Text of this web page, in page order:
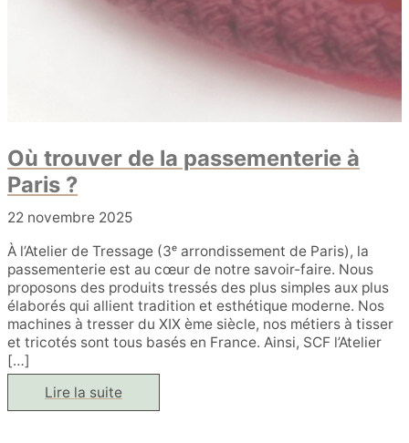
Où trouver de la passementerie à
Paris ?
22 novembre 2025
À l’Atelier de Tressage (3ᵉ arrondissement de Paris), la
passementerie est au cœur de notre savoir-faire. Nous
proposons des produits tressés des plus simples aux plus
élaborés qui allient tradition et esthétique moderne. Nos
machines à tresser du XIX ème siècle, nos métiers à tisser
et tricotés sont tous basés en France. Ainsi, SCF l’Atelier
[…]
Où
trouver
Lire la suite